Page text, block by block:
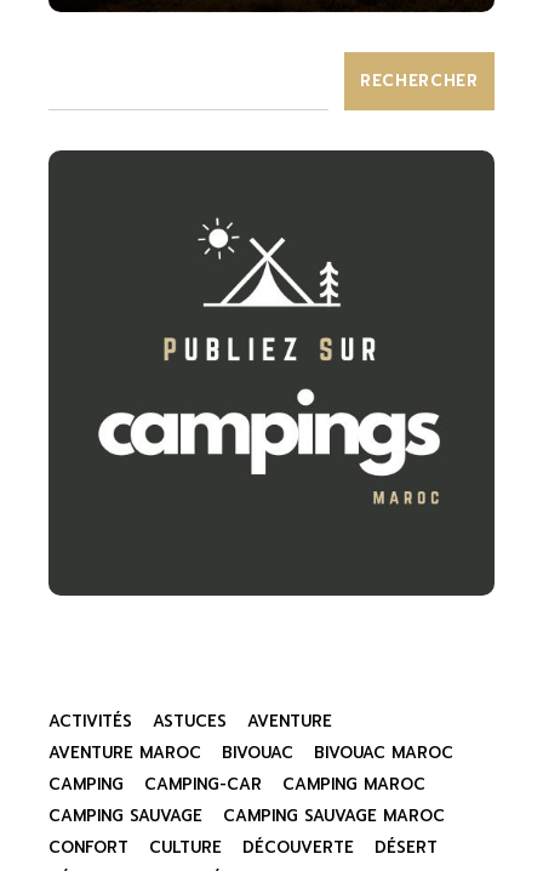
RECHERCHER
ACTIVITÉS ASTUCES
AVENTURE
AVENTURE MAROC
BIVOUAC
BIVOUAC MAROC
CAMPING
CAMPING-CAR
CAMPING MAROC
CAMPING SAUVAGE
CAMPING SAUVAGE MAROC
CONFORT
CULTURE DÉCOUVERTE
DÉSERT